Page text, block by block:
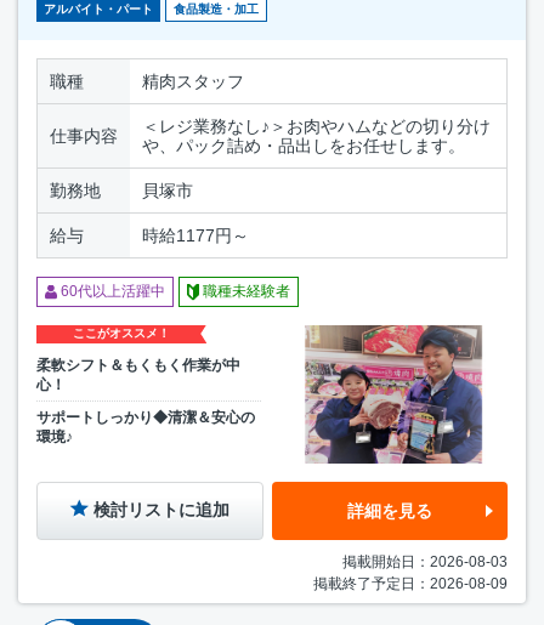
アルバイト・パート 食品製造・加工
職種 精肉スタッフ
仕事内容
＜レジ業務なし♪＞お肉やハムなどの切り分け
や、パック詰め・品出しをお任せします。
勤務地 貝塚市
給与 時給1177円～
60代以上活躍中 職種未経験者
ここがオススメ！
柔軟シフト＆もくもく作業が中
心！
サポートしっかり◆清潔＆安心の
環境♪
検討リストに追加 詳細を見る
掲載開始日：2026-08-03
掲載終了予定日：2026-08-09